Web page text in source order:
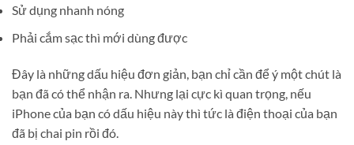
Sử dụng nhanh nóng
Phải cắm sạc thì mới dùng được
Đây là những dấu hiệu đơn giản, bạn chỉ cần để ý một chút là
bạn đã có thể nhận ra. Nhưng lại cực kì quan trọng, nếu
iPhone của bạn có dấu hiệu này thì tức là điện thoại của bạn
đã bị chai pin rồi đó.